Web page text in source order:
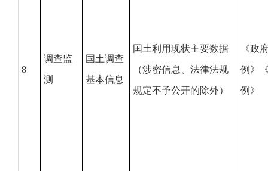
8
调查监
测
国土调查
基本信息
国土利用现状主要数据
（涉密信息、法律法规
规定不予公开的除外）
《政
例》
例》